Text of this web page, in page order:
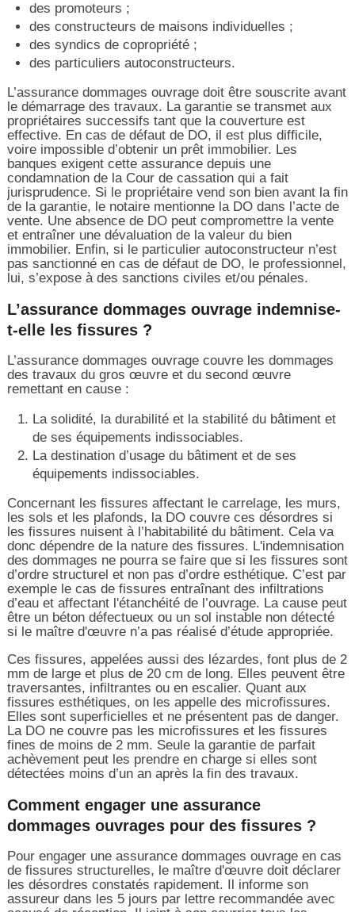
des promoteurs ;
des constructeurs de maisons individuelles ;
des syndics de copropriété ;
des particuliers autoconstructeurs.
L’assurance dommages ouvrage doit être souscrite avant
le démarrage des travaux. La garantie se transmet aux
propriétaires successifs tant que la couverture est
effective. En cas de défaut de DO, il est plus difficile,
voire impossible d’obtenir un prêt immobilier. Les
banques exigent cette assurance depuis une
condamnation de la Cour de cassation qui a fait
jurisprudence. Si le propriétaire vend son bien avant la fin
de la garantie, le notaire mentionne la DO dans l’acte de
vente. Une absence de DO peut compromettre la vente
et entraîner une dévaluation de la valeur du bien
immobilier. Enfin, si le particulier autoconstructeur n’est
pas sanctionné en cas de défaut de DO, le professionnel,
lui, s’expose à des sanctions civiles et/ou pénales.
L’assurance dommages ouvrage indemnise-
t-elle les fissures ?
L’assurance dommages ouvrage couvre les dommages
des travaux du gros œuvre et du second œuvre
remettant en cause :
La solidité, la durabilité et la stabilité du bâtiment et
de ses équipements indissociables.
La destination d’usage du bâtiment et de ses
équipements indissociables.
Concernant les fissures affectant le carrelage, les murs,
les sols et les plafonds, la DO couvre ces désordres si
les fissures nuisent à l’habitabilité du bâtiment. Cela va
donc dépendre de la nature des fissures. L'indemnisation
des dommages ne pourra se faire que si les fissures sont
d’ordre structurel et non pas d’ordre esthétique. C’est par
exemple le cas de fissures entraînant des infiltrations
d’eau et affectant l'étanchéité de l’ouvrage. La cause peut
être un béton défectueux ou un sol instable non détecté
si le maître d'œuvre n’a pas réalisé d’étude appropriée.
Ces fissures, appelées aussi des lézardes, font plus de 2
mm de large et plus de 20 cm de long. Elles peuvent être
traversantes, infiltrantes ou en escalier. Quant aux
fissures esthétiques, on les appelle des microfissures.
Elles sont superficielles et ne présentent pas de danger.
La DO ne couvre pas les microfissures et les fissures
fines de moins de 2 mm. Seule la garantie de parfait
achèvement peut les prendre en charge si elles sont
détectées moins d’un an après la fin des travaux.
Comment engager une assurance
dommages ouvrages pour des fissures ?
Pour engager une assurance dommages ouvrage en cas
de fissures structurelles, le maître d'œuvre doit déclarer
les désordres constatés rapidement. Il informe son
assureur dans les 5 jours par lettre recommandée avec